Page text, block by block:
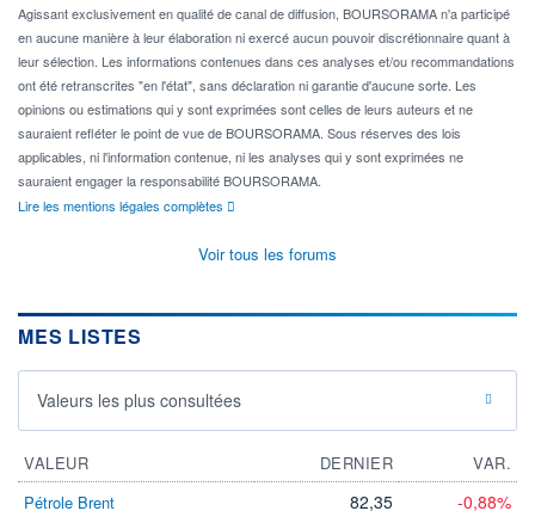
Agissant exclusivement en qualité de canal de diffusion, BOURSORAMA n'a participé
en aucune manière à leur élaboration ni exercé aucun pouvoir discrétionnaire quant à
leur sélection. Les informations contenues dans ces analyses et/ou recommandations
ont été retranscrites "en l'état", sans déclaration ni garantie d'aucune sorte. Les
opinions ou estimations qui y sont exprimées sont celles de leurs auteurs et ne
sauraient refléter le point de vue de BOURSORAMA. Sous réserves des lois
applicables, ni l'information contenue, ni les analyses qui y sont exprimées ne
sauraient engager la responsabilité BOURSORAMA.
Lire les mentions légales complètes
Voir tous les forums
MES LISTES
Valeurs les plus consultées
VALEUR DERNIER
VAR.
Pétrole Brent
82,35 -0,88%